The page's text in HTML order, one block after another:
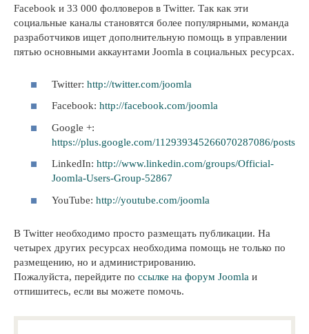
Facebook и 33 000 фолловеров в Twitter. Так как эти
социальные каналы становятся более популярными, команда
разработчиков ищет дополнительную помощь в управлении
пятью основными аккаунтами Joomla в социальных ресурсах.
Twitter: http://twitter.com/joomla
Facebook: http://facebook.com/joomla
Google +:
https://plus.google.com/112939345266070287086/posts
LinkedIn: http://www.linkedin.com/groups/Official-
Joomla-Users-Group-52867
YouTube: http://youtube.com/joomla
В Twitter необходимо просто размещать публикации. На
четырех других ресурсах необходима помощь не только по
размещению, но и администрированию.
Пожалуйста, перейдите по ссылке на форум Joomla и
отпишитесь, если вы можете помочь.